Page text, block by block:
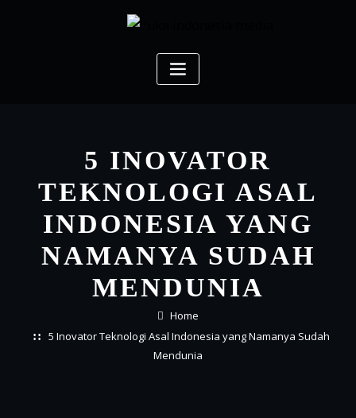
5 INOVATOR
TEKNOLOGI ASAL
INDONESIA YANG
NAMANYA SUDAH
MENDUNIA
Home
5 Inovator Teknologi Asal Indonesia yang Namanya Sudah
Mendunia